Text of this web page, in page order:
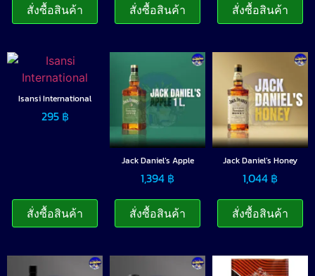
สั่งซื้อสินค้า สั่งซื้อสินค้า สั่งซื้อสินค้า
Isansi International
295 ฿
สั่งซื้อสินค้า
Jack Daniel’s Apple
1,394 ฿
สั่งซื้อสินค้า
Jack Daniel’s Honey
1,044 ฿
สั่งซื้อสินค้า